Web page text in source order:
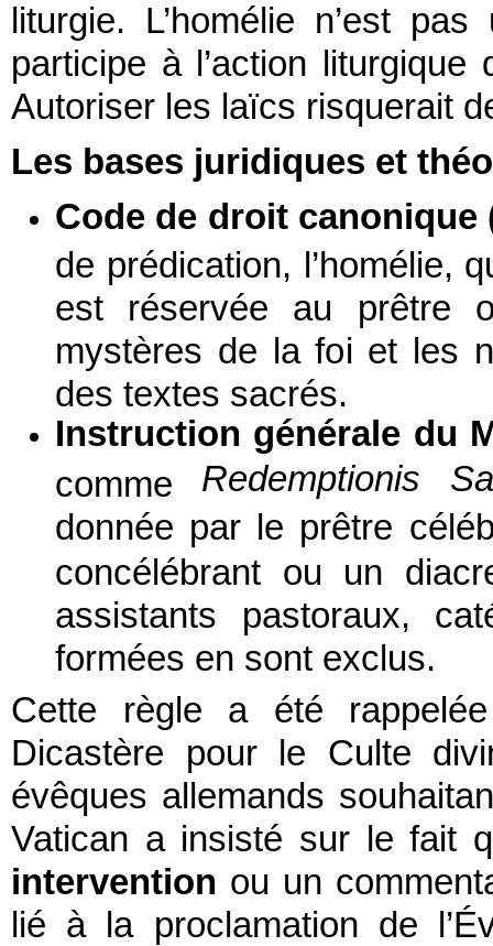
liturgie. L’homélie n’est
participe à l’action
Autoriser les laïcs risquerait
Les bases juridiques et
Code de droit canonique
de prédication, l’homélie,
est réservée au prêtre
mystères de la foi et les
des textes sacrés.
Instruction générale du
comme Redemptionis
donnée par le prêtre
concélébrant ou un
assistants pastoraux,
formées en sont exclus.
Cette règle a été
Dicastère pour le Culte
évêques allemands
Vatican a insisté sur le fait
intervention ou un
lié à la proclamation de